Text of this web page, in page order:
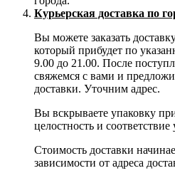
Курьерская доставка по
Вы можете заказать
который прибудет по
9.00 до 21.00. После
свяжемся с вами и
доставки. Уточним адрес.
Вы вскрываете упаковку
целостность и
Стоимость доставки
зависимости от адреса